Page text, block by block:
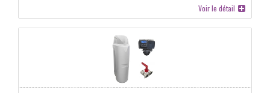
Voir le détail